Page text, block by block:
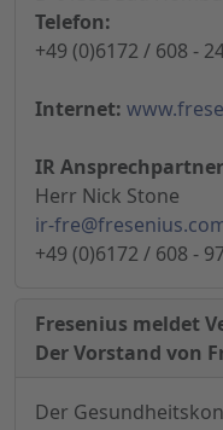
Telefon:
+49 (0)6172 / 608 -
Internet:
IR
Herr Nick Stone
ir-
+49 (0)6172 / 608 -
Fresenius meldet
Der Vorstand von
Der